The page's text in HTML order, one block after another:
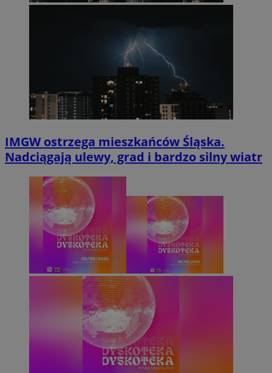
IMGW ostrzega mieszkańców Śląska.
Nadciągają ulewy, grad i bardzo silny wiatr